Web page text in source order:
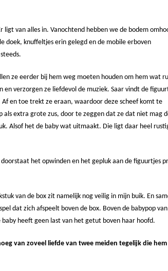
ligt van alles in. Vanochtend hebben we de bodem
doek, knuffeltjes erin gelegd en de mobile erboven
ze eerder bij hem weg moeten houden om hem wat
en verzorgen ze liefdevol de muziek. Saar vindt de
en toe trekt ze eraan, waardoor deze scheef komt te
extra grote zus, door te zeggen dat ze dat niet mag
Alsof het de baby wat uitmaakt. Die ligt daar heel
het opwinden en het gepluk aan de figuurtjes
van de box zit namelijk nog veilig in mijn buik. En
dat zich afspeelt boven de box. Boven de babypop van
heeft geen last van het getut boven haar hoofd.
van zoveel liefde van twee meiden tegelijk die hem